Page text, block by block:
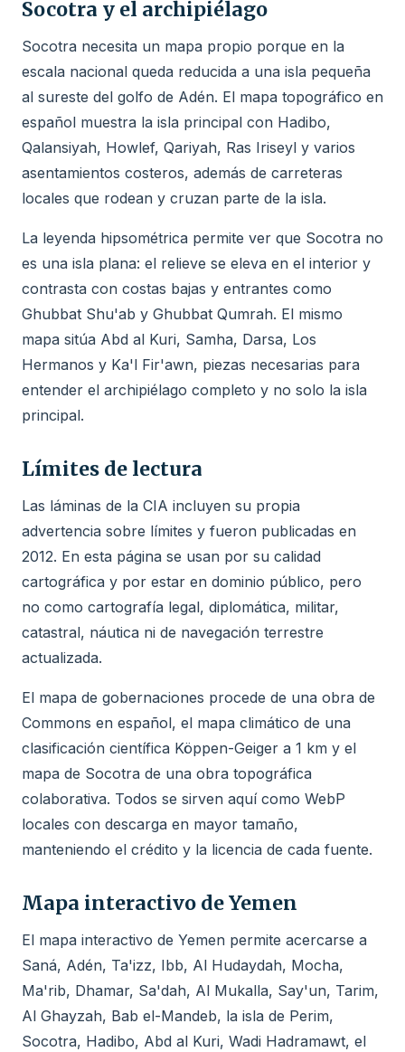
Socotra y el archipiélago
Socotra necesita un mapa propio porque en la
escala nacional queda reducida a una isla pequeña
al sureste del golfo de Adén. El mapa topográfico en
español muestra la isla principal con Hadibo,
Qalansiyah, Howlef, Qariyah, Ras Iriseyl y varios
asentamientos costeros, además de carreteras
locales que rodean y cruzan parte de la isla.
La leyenda hipsométrica permite ver que Socotra no
es una isla plana: el relieve se eleva en el interior y
contrasta con costas bajas y entrantes como
Ghubbat Shu'ab y Ghubbat Qumrah. El mismo
mapa sitúa Abd al Kuri, Samha, Darsa, Los
Hermanos y Ka'l Fir'awn, piezas necesarias para
entender el archipiélago completo y no solo la isla
principal.
Límites de lectura
Las láminas de la CIA incluyen su propia
advertencia sobre límites y fueron publicadas en
2012. En esta página se usan por su calidad
cartográfica y por estar en dominio público, pero
no como cartografía legal, diplomática, militar,
catastral, náutica ni de navegación terrestre
actualizada.
El mapa de gobernaciones procede de una obra de
Commons en español, el mapa climático de una
clasificación científica Köppen-Geiger a 1 km y el
mapa de Socotra de una obra topográfica
colaborativa. Todos se sirven aquí como WebP
locales con descarga en mayor tamaño,
manteniendo el crédito y la licencia de cada fuente.
Mapa interactivo de Yemen
El mapa interactivo de Yemen permite acercarse a
Saná, Adén, Ta'izz, Ibb, Al Hudaydah, Mocha,
Ma'rib, Dhamar, Sa'dah, Al Mukalla, Say'un, Tarim,
Al Ghayzah, Bab el-Mandeb, la isla de Perim,
Socotra, Hadibo, Abd al Kuri, Wadi Hadramawt, el